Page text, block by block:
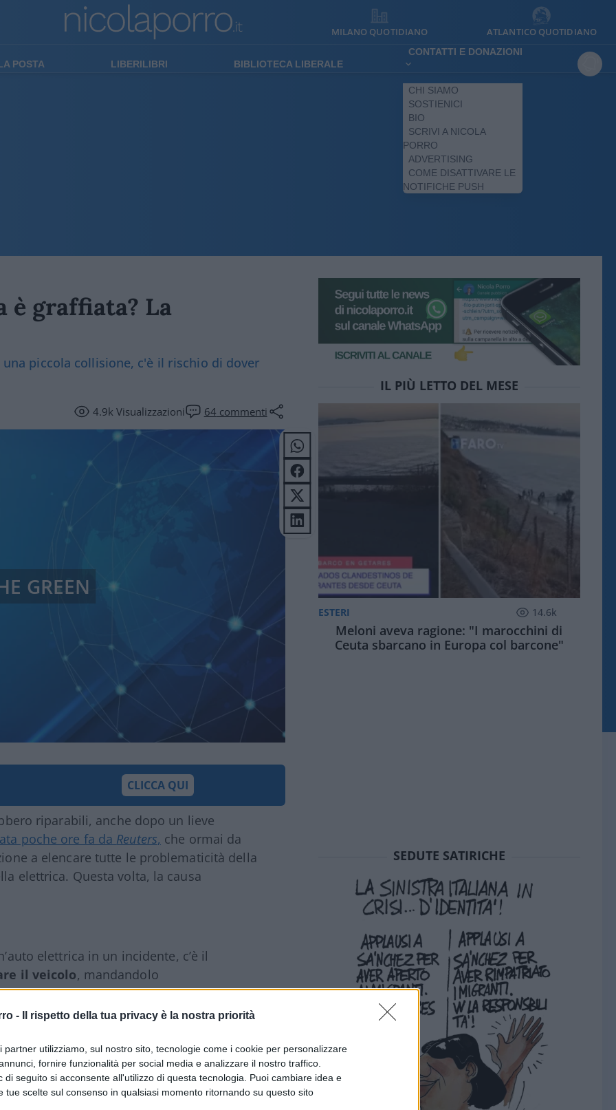
- Il rispetto della tua privacy è la nostra priorità
partner utilizziamo, sul nostro sito, tecnologie come i cookie per personalizzare
fornire funzionalità per social media e analizzare il nostro traffico.
di seguito si acconsente all'utilizzo di questa tecnologia. Puoi cambiare idea e
tue scelte sul consenso in qualsiasi momento ritornando su questo sito
MILANO QUOTIDIANO ATLANTICO QUOTIDIANO
POSTA LIBERILIBRI BIBLIOTECA LIBERALE
CONTATTI E DONAZIONI
CHI SIAMO
SOSTIENICI
BIO
SCRIVI A NICOLA
PORRO
ADVERTISING
COME DISATTIVARE LE
NOTIFICHE PUSH
graffiata? La
piccola collisione, c'è il rischio di dover
4.9kVisualizzazioni 64 commenti
GREEN
CLICCA QUI
riparabili, anche dopo un lieve
poche ore fa da Reuters, che ormai da
a elencare tutte le problematicità della
elettrica. Questa volta, la causa
elettrica in un incidente, c’è il
il veicolo, mandandolo
parti, indipendentemente dai chilometri
batteria si stanno accumulando nei
IL PIÙ LETTO DEL MESE
ESTERI 14.6k
Meloni aveva ragione: "I marocchini di
Ceuta sbarcano in Europa col barcone"
SEDUTE SATIRICHE